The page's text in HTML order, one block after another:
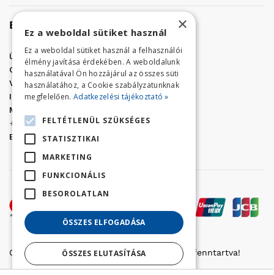
Elérhetőség
Üzletünk címe:Szolnok, Vércse út 17.
Golf Center Áruház:06 (56) 423-324
VÁR-Kert Áruház: 06 (56) 429-771
Iroda:06 (56) 421-857
Megrendelés, termék információ:
+36 (70) 938-3356
E-mail:
golfaruhaz@gmail.com
Copyright © 2022 Golfker Kft. - Minden jog fenntartva!
×
Ez a weboldal sütiket használ
Ez a weboldal sütiket használ a felhasználói
élmény javítása érdekében. A weboldalunk
használatával Ön hozzájárul az összes süti
használatához, a Cookie szabályzatunknak
megfelelően. Adatkezelési tájékoztató »
FELTÉTLENÜL SZÜKSÉGES
STATISZTIKAI
MARKETING
FUNKCIONÁLIS
BESOROLATLAN
ÖSSZES ELFOGADÁSA
ÖSSZES ELUTASÍTÁSA